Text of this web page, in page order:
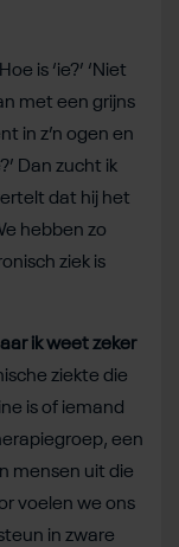
is ‘ie?’ ‘Niet
met een grijns
in z’n ogen en
Dan zucht ik
dat hij het
hebben zo
ziek is
ik weet zeker
ziekte die
is of iemand
een
mensen uit die
voelen we ons
in zware